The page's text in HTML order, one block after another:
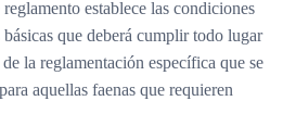
establece las condiciones
que deberá cumplir todo lugar
la reglamentación específica que se
aquellas faenas que requieren